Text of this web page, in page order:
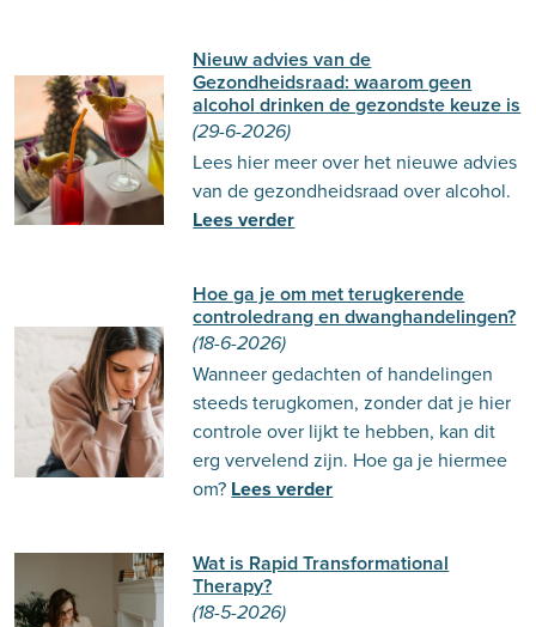
Nieuw advies van de
Gezondheidsraad: waarom geen
alcohol drinken de gezondste keuze is
(29-6-2026)
Lees hier meer over het nieuwe advies
van de gezondheidsraad over alcohol.
Lees verder
Hoe ga je om met terugkerende
controledrang en dwanghandelingen?
(18-6-2026)
Wanneer gedachten of handelingen
steeds terugkomen, zonder dat je hier
controle over lijkt te hebben, kan dit
erg vervelend zijn. Hoe ga je hiermee
om? Lees verder
Wat is Rapid Transformational
Therapy?
(18-5-2026)